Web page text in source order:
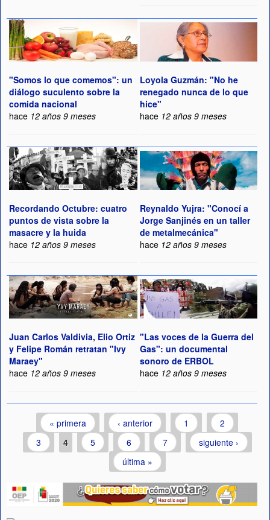
"Somos lo que comemos": un
diálogo suculento sobre la
comida nacional
hace 12 años 9 meses
Loyola Guzmán: "No he
renegado nunca de lo que
hice"
hace 12 años 9 meses
Recordando Octubre: cuatro
puntos de vista sobre la
masacre y la huida
hace 12 años 9 meses
Reynaldo Yujra: "Conocí a
Jorge Sanjinés en un taller
de metalmecánica"
hace 12 años 9 meses
Juan Carlos Valdivia, Elio Ortiz
y Felipe Román retratan "Ivy
Maraey"
hace 12 años 9 meses
"Las voces de la Guerra del
Gas": un documental
sonoro de ERBOL
hace 12 años 9 meses
Páginas
« primera ‹ anterior 1
2
3
4 5 6 7
siguiente ›
última »